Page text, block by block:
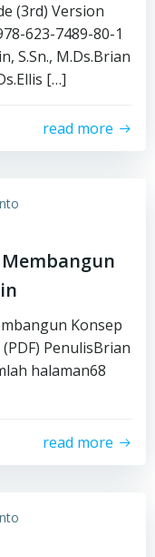
(3rd) Version
623-7489-80-1
S.Sn., M.Ds.Brian
[…]
read more
Konsep
PenulisBrian
halaman68
read more